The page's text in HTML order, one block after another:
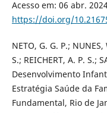
Acesso em: 06 abr.
https://doi.org/
NETO, G. G. P.;
S.; REICHERT, A. P. S.;
Desenvolvimento
Estratégia Saúde da
Fundamental, Rio de